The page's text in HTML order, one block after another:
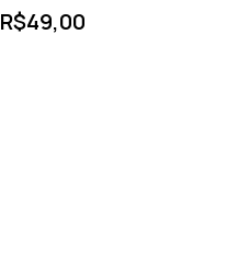
R$49,00